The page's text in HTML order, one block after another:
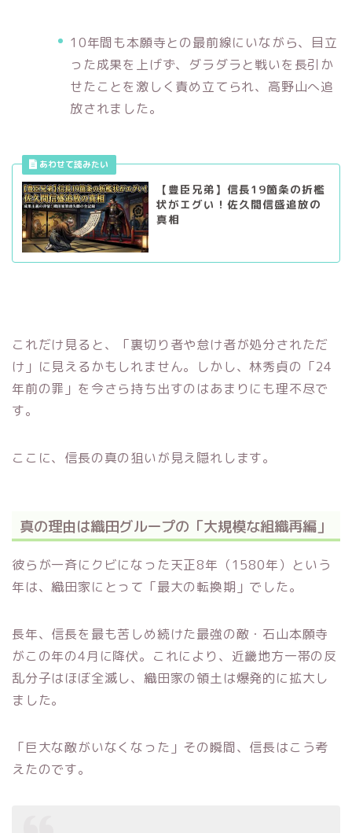
10年間も本願寺との最前線にいながら、目立
った成果を上げず、ダラダラと戦いを長引か
せたことを激しく責め立てられ、高野山へ追
放されました。
【豊臣兄弟】信長19箇条の折檻
状がエグい！佐久間信盛追放の
真相
これだけ見ると、「裏切り者や怠け者が処分されただ
け」に見えるかもしれません。しかし、林秀貞の「24
年前の罪」を今さら持ち出すのはあまりにも理不尽で
す。
ここに、信長の真の狙いが見え隠れします。
真の理由は織田グループの「大規模な組織再編」
彼らが一斉にクビになった天正8年（1580年）という
年は、織田家にとって「最大の転換期」でした。
長年、信長を最も苦しめ続けた最強の敵・石山本願寺
がこの年の4月に降伏。これにより、近畿地方一帯の反
乱分子はほぼ全滅し、織田家の領土は爆発的に拡大し
ました。
「巨大な敵がいなくなった」その瞬間、信長はこう考
えたのです。